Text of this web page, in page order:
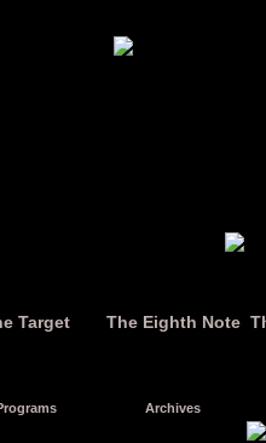
Target The Eighth Note
Archives